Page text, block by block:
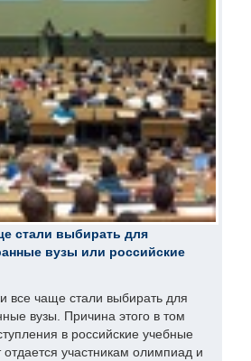
стали выбирать для
вузы или российские
все чаще стали выбирать для
вузы. Причина этого в том
в российские учебные
участникам олимпиад и